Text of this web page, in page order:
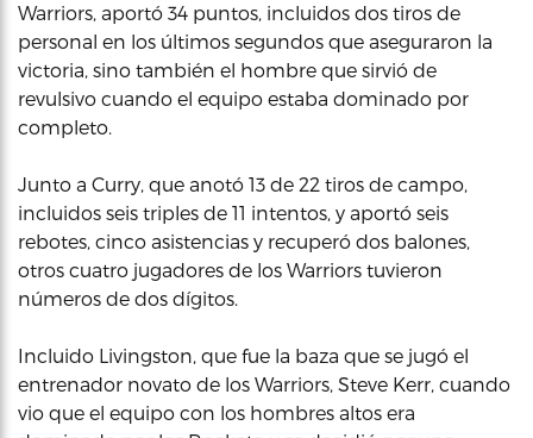
Warriors, aportó 34 puntos, incluidos dos tiros de
personal en los últimos segundos que aseguraron la
victoria, sino también el hombre que sirvió de
revulsivo cuando el equipo estaba dominado por
completo.
Junto a Curry, que anotó 13 de 22 tiros de campo,
incluidos seis triples de 11 intentos, y aportó seis
rebotes, cinco asistencias y recuperó dos balones,
otros cuatro jugadores de los Warriors tuvieron
números de dos dígitos.
Incluido Livingston, que fue la baza que se jugó el
entrenador novato de los Warriors, Steve Kerr, cuando
vio que el equipo con los hombres altos era